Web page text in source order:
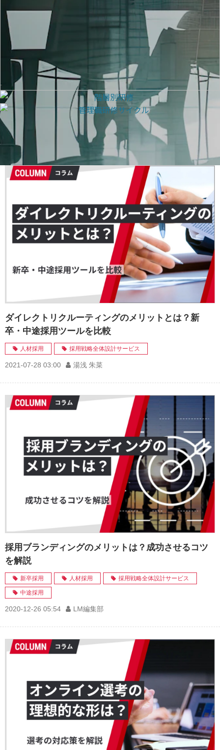
ダイレクトリクルーティングのメリットとは？新
卒・中途採用ツールを比較
人材採用 採用戦略全体設計サービス
2021-07-28 03:00 湯浅 朱菜
採用ブランディングのメリットは？成功させるコツ
を解説
新卒採用 人材採用 採用戦略全体設計サービス
中途採用
2020-12-26 05:54 LM編集部